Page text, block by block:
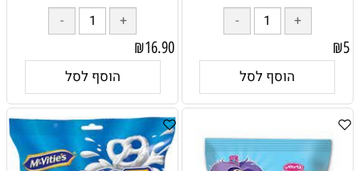
₪5
הוסף לסל
₪16.90
הוסף לסל